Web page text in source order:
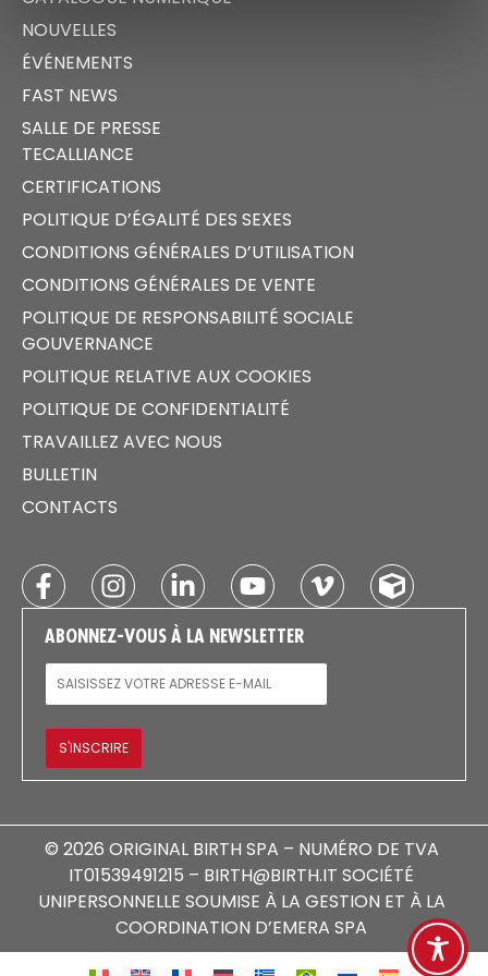
NOUVELLES
ÉVÉNEMENTS
FAST NEWS
SALLE DE PRESSE
TECALLIANCE
CERTIFICATIONS
POLITIQUE D’ÉGALITÉ DES SEXES
CONDITIONS GÉNÉRALES D’UTILISATION
CONDITIONS GÉNÉRALES DE VENTE
POLITIQUE DE RESPONSABILITÉ SOCIALE
GOUVERNANCE
POLITIQUE RELATIVE AUX COOKIES
POLITIQUE DE CONFIDENTIALITÉ
TRAVAILLEZ AVEC NOUS
BULLETIN
CONTACTS
ABONNEZ-VOUS À LA NEWSLETTER
E-MAIL
S'INSCRIRE
© 2026 ORIGINAL BIRTH SPA – NUMÉRO DE TVA
IT01539491215 – BIRTH@BIRTH.IT SOCIÉTÉ
UNIPERSONNELLE SOUMISE À LA GESTION ET À LA
COORDINATION D’EMERA SPA